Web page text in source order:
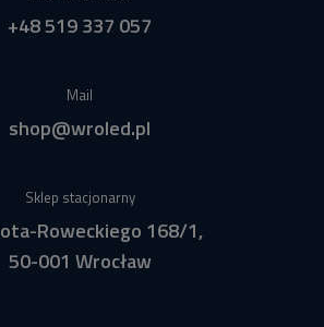
+48 519 337 057
Mail
shop@wroled.pl
Sklep stacjonarny
Roweckiego 168/1,
50-001 Wrocław